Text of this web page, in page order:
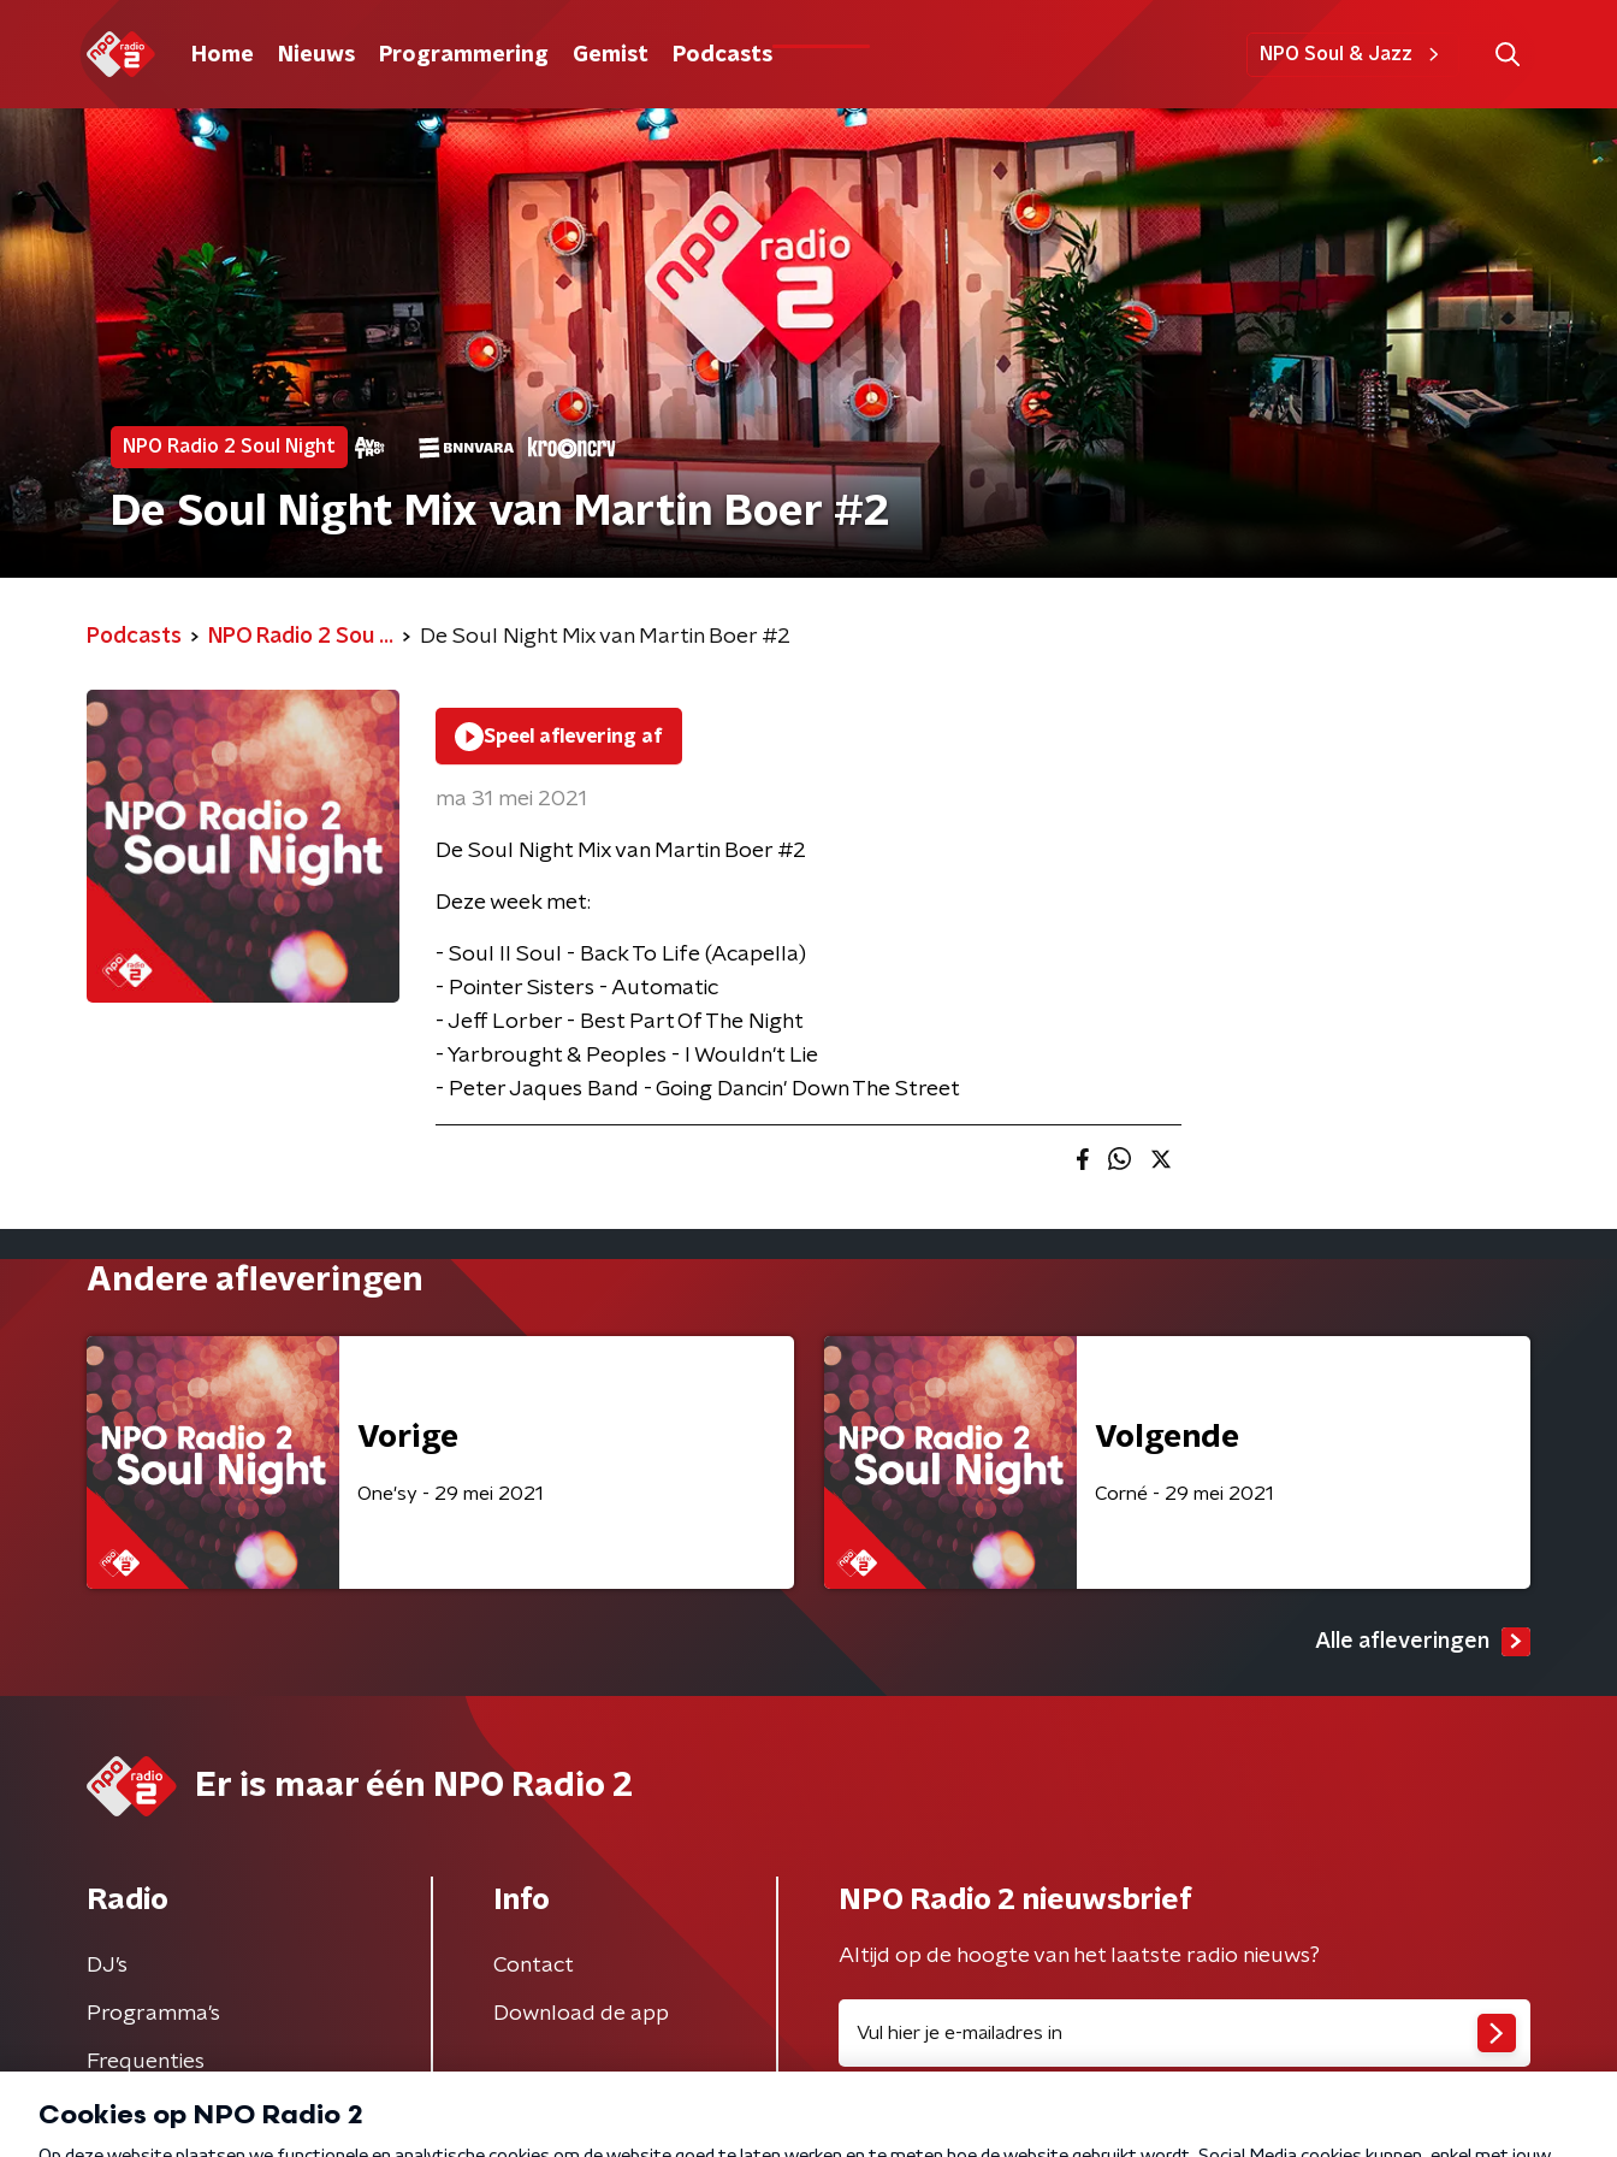
Home Nieuws Programmering Gemist Podcasts NPO Soul & Jazz
NPO Radio 2 Soul Night
De Soul Night Mix van Martin Boer #2
Podcasts NPO Radio 2 Sou ... De Soul Night Mix van Martin Boer #2
Speel aflevering af
ma 31 mei 2021
De Soul Night Mix van Martin Boer #2
Deze week met:
- Soul II Soul - Back To Life (Acapella)
- Pointer Sisters - Automatic
- Jeff Lorber - Best Part Of The Night
- Yarbrought & Peoples - I Wouldn't Lie
- Peter Jaques Band - Going Dancin' Down The Street
Andere afleveringen
Vorige
One'sy - 29 mei 2021
Volgende
Corné - 29 mei 2021
Alle afleveringen
Er is maar één NPO Radio 2
Radio
DJ’s
Programma's
Frequenties
Info
Contact
Download de app
NPO Radio 2 nieuwsbrief
Altijd op de hoogte van het laatste radio nieuws?